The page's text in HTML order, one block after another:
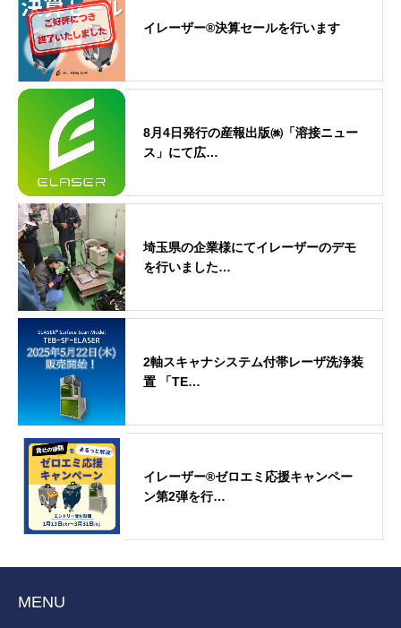
イレーザー®決算セールを行います
8月4日発行の産報出版㈱「溶接ニュー
ス」にて広…
埼玉県の企業様にてイレーザーのデモ
を行いました…
2軸スキャナシステム付帯レーザ洗浄装
置 「TE…
イレーザー®ゼロエミ応援キャンペー
ン第2弾を行…
MENU